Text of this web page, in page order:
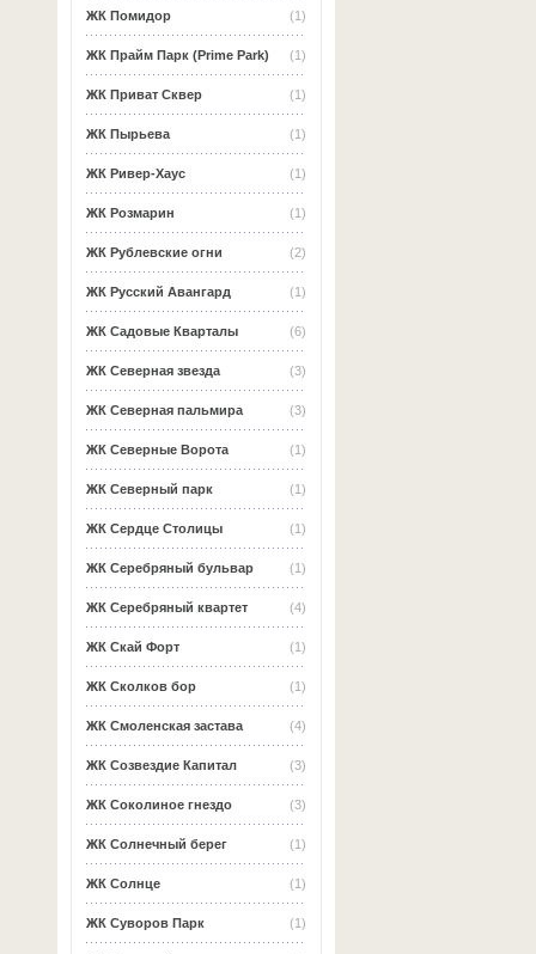
(1)
ЖК Помидор
(1)
ЖК Прайм Парк (Prime Park)
(1)
ЖК Приват Сквер
(1)
ЖК Пырьева
(1)
ЖК Ривер-Хаус
(1)
ЖК Розмарин
(2)
ЖК Рублевские огни
(1)
ЖК Русский Авангард
(6)
ЖК Садовые Кварталы
(3)
ЖК Северная звезда
(3)
ЖК Северная пальмира
(1)
ЖК Северные Ворота
(1)
ЖК Северный парк
(1)
ЖК Сердце Столицы
(1)
ЖК Серебряный бульвар
(4)
ЖК Серебряный квартет
(1)
ЖК Скай Форт
(1)
ЖК Сколков бор
(4)
ЖК Смоленская застава
(3)
ЖК Созвездие Капитал
(3)
ЖК Соколиное гнездо
(1)
ЖК Солнечный берег
(1)
ЖК Солнце
(1)
ЖК Суворов Парк